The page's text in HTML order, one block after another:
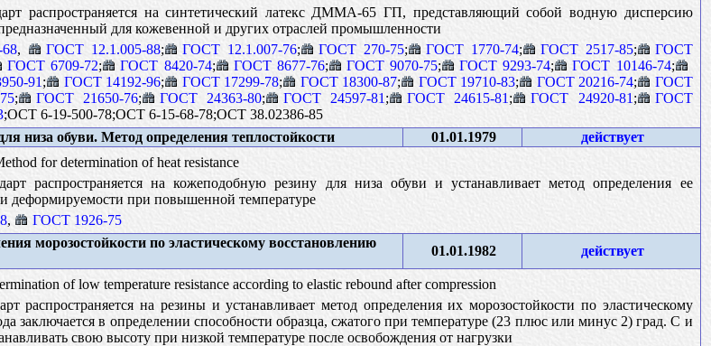
распространяется на синтетический латекс ДММА-65 ГП, представляющий собой водную дисперсию
для кожевенной и других отраслей промышленности
, ГОСТ 12.1.005-88; ГОСТ 12.1.007-76; ГОСТ 270-75; ГОСТ 1770-74; ГОСТ 2517-85;
ГОСТ
ГОСТ 6709-72; ГОСТ 8420-74; ГОСТ 8677-76; ГОСТ 9070-75; ГОСТ 9293-74; ГОСТ 10146-74;
91 ; ГОСТ 14192-96; ГОСТ 17299-78; ГОСТ 18300-87; ГОСТ 19710-83; ГОСТ 20216-74;
ГОСТ
; ГОСТ 21650-76; ГОСТ 24363-80; ГОСТ 24597-81 ; ГОСТ 24615-81 ; ГОСТ 24920-81 ;
ГОСТ
;ОСТ 6-19-500-78;ОСТ 6-15-68-78;ОСТ 38.02386-85
низа обуви. Метод определения теплостойкости 01.01.1979
действует
for determination of heat resistance
распространяется на кожеподобную резину для низа обуви и устанавливает метод определения ее
деформируемости при повышенной температуре
,
ГОСТ 1926-75
морозостойкости по эластическому восстановлению
01.01.1982 действует
of low temperature resistance according to elastic rebound after compression
распространяется на резины и устанавливает метод определения их морозостойкости по эластическому
заключается в определении способности образца, сжатого при температуре (23 плюс или минус 2) град. С и
свою высоту при низкой температуре после освобождения от нагрузки